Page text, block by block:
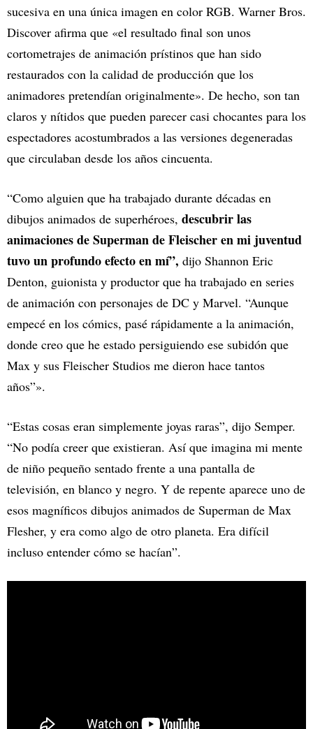
sucesiva en una única imagen en color RGB. Warner Bros.
Discover afirma que «el resultado final son unos
cortometrajes de animación prístinos que han sido
restaurados con la calidad de producción que los
animadores pretendían originalmente». De hecho, son tan
claros y nítidos que pueden parecer casi chocantes para los
espectadores acostumbrados a las versiones degeneradas
que circulaban desde los años cincuenta.
“Como alguien que ha trabajado durante décadas en
dibujos animados de superhéroes, descubrir las
animaciones de Superman de Fleischer en mi juventud
tuvo un profundo efecto en mí”, dijo Shannon Eric
Denton, guionista y productor que ha trabajado en series
de animación con personajes de DC y Marvel. “Aunque
empecé en los cómics, pasé rápidamente a la animación,
donde creo que he estado persiguiendo ese subidón que
Max y sus Fleischer Studios me dieron hace tantos
años”».
“Estas cosas eran simplemente joyas raras”, dijo Semper.
“No podía creer que existieran. Así que imagina mi mente
de niño pequeño sentado frente a una pantalla de
televisión, en blanco y negro. Y de repente aparece uno de
esos magníficos dibujos animados de Superman de Max
Flesher, y era como algo de otro planeta. Era difícil
incluso entender cómo se hacían”.